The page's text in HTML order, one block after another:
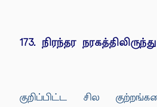
173. நிரந்தர
குறிப்பிட்ட சில